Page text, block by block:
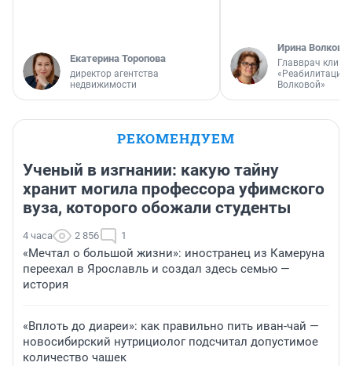
Екатерина Торопова
директор агентства
недвижимости
Ирина Волкова
Главврач
«Реабилитация
Волковой»
РЕКОМЕНДУЕМ
Ученый в изгнании: какую тайну
хранит могила профессора уфимского
вуза, которого обожали студенты
4 часа 2 856 1
«Мечтал о большой жизни»: иностранец из Камеруна
переехал в Ярославль и создал здесь семью —
история
«Вплоть до диареи»: как правильно пить иван-чай —
новосибирский нутрициолог подсчитал допустимое
количество чашек